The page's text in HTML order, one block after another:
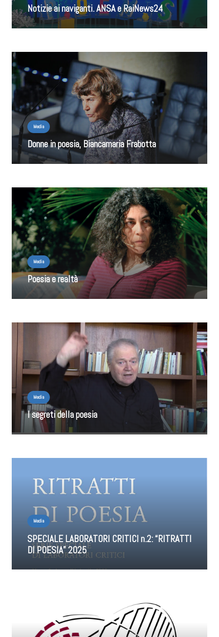
Notizie ai naviganti. ANSA e RaiNews24
Media
Donne in poesia, Biancamaria Frabotta
Media
Poesia e realtà
Media
I segreti della poesia
Media
SPECIALE LABORATORI CRITICI n.2: “RITRATTI
DI POESIA” 2025